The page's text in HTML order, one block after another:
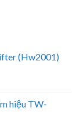
(Hw2001)
hiệu TW-